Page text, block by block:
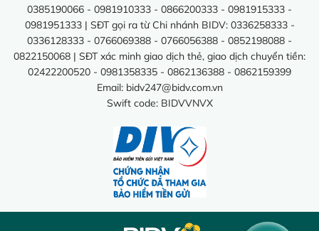
0385190066 - 0981910333 - 0866200333 - 0981915333 -
0981951333 | SĐT gọi ra từ Chi nhánh BIDV: 0336258333 -
0336128333 - 0766069388 - 0766056388 - 0852198088 -
0822150068 | SĐT xác minh giao dịch thẻ, giao dịch chuyển tiền:
02422200520 - 0981358335 - 0862136388 - 0862159399
Email: bidv247@bidv.com.vn
Swift code: BIDVVNVX